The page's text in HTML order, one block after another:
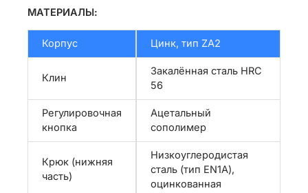
МАТЕРИАЛЫ:
Корпус Цинк, тип ZA2
Клин
Закалённая сталь HRC
56
Регулировочная
кнопка
Ацетальный
сополимер
Крюк (нижняя
часть)
Низкоуглеродистая
сталь (тип EN1A),
оцинкованная